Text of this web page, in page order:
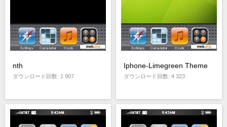
nth
ダウンロード回数: 1 907
Iphone-Limegreen Theme
ダウンロード回数: 4 323